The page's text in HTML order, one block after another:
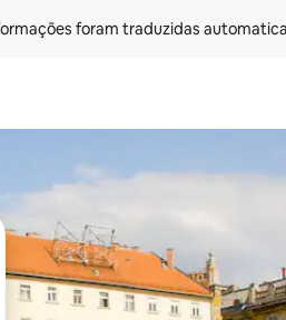
foram traduzidas